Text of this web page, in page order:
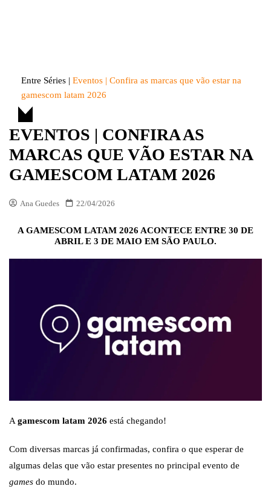
Entre Séries | Eventos | Confira as marcas que vão estar na
gamescom latam 2026
EVENTOS | CONFIRA AS
MARCAS QUE VÃO ESTAR NA
GAMESCOM LATAM 2026
Ana Guedes 22/04/2026
A GAMESCOM LATAM 2026 ACONTECE ENTRE 30 DE
ABRIL E 3 DE MAIO EM SÃO PAULO.
A gamescom latam 2026 está chegando!
Com diversas marcas já confirmadas, confira o que esperar de
algumas delas que vão estar presentes no principal evento de
games do mundo.